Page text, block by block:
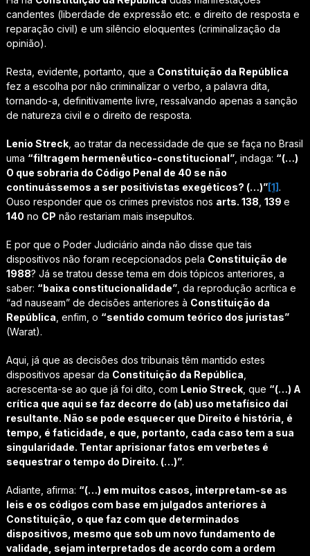
candentes (liberdade de expressão etc. e direito de resposta e
reparação civil) e um silêncio eloquentes (criminalização da
opinião).
Resta, evidente, portanto, que a Constituição da República
fez a escolha por não criminalizar o verbo, a palavra dita,
tornando-a, definitivamente livre, ressalvando apenas a sanção
de natureza civil e o direito de resposta.
Lenio Streck, ao tratar da necessidade de que se faça no Brasil
uma “filtragem hermenêutico-constitucional”, indaga: “(…)
O que sobraria do Código Penal de 40 se não
continuássemos a ser positivistas exegéticos? (…)”[1] .
Ouso responder que os crimes previstos nos arts. 138 139 e
140 no CP não restariam mais insepultos.
E por que o Poder Judiciário ainda não disse que tais
dispositivos não foram recepcionados pela Constituição de
1988? Já se tratou desse tema em dois tópicos anteriores, a
saber: “baixa constitucionalidade”, da reprodução acrítica e
“ad nauseam” de decisões anteriores à Constituição da
República , enfim, o “sentido comum teórico dos juristas”
(Warat).
Aqui, já que as decisões dos tribunais têm mantido estes
dispositivos apesar da Constituição da República
acrescenta-se ao que já foi dito, com Lenio Streck, que “(…) A
crítica que aqui se faz decorre do (ab) uso metafísico daí
resultante. Não se pode esquecer que Direito é história, é
tempo, é faticidade, e que, portanto, cada caso tem a sua
singularidade. Tentar aprisionar fatos em verbetes é
sequestrar o tempo do Direito. (…)”.
Adiante, afirma: “(…) em muitos casos, interpretam-se as
leis e os códigos com base em julgados anteriores à
Constituição, o que faz com que determinados
dispositivos, mesmo que sob um novo fundamento de
validade, sejam interpretados de acordo com a ordem